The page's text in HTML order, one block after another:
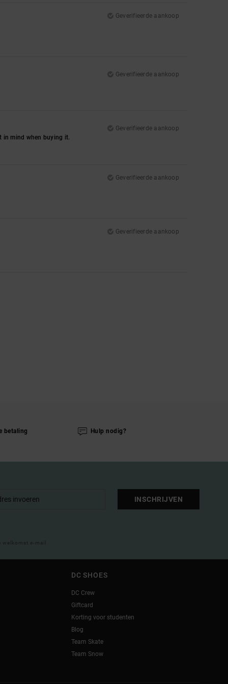
Geverifieerde aankoop
Geverifieerde aankoop
Geverifieerde aankoop
in mind when buying it.
Geverifieerde aankoop
Geverifieerde aankoop
betaling Hulp nodig?
INSCHRIJVEN
e-mail
DC SHOES
DC Crew
Giftcard
Korting voor studenten
Blog
Team Skate
Team Snow